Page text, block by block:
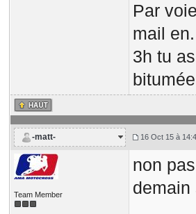
Par
mail
3h tu
-matt- 16 Oct 15 à
Team Member
non
demain